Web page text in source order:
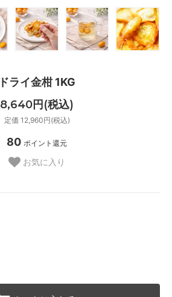
ドライ金柑 1KG
8,640円(税込)
定価 12,960円(税込)
80 ポイント還元
お気に入り